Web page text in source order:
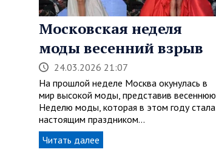
Московская неделя
моды весенний взрыв
24.03.2026 21:07
На прошлой неделе Москва окунулась в
мир высокой моды, представив весеннюю
Неделю моды, которая в этом году стала
настоящим праздником…
Читать далее